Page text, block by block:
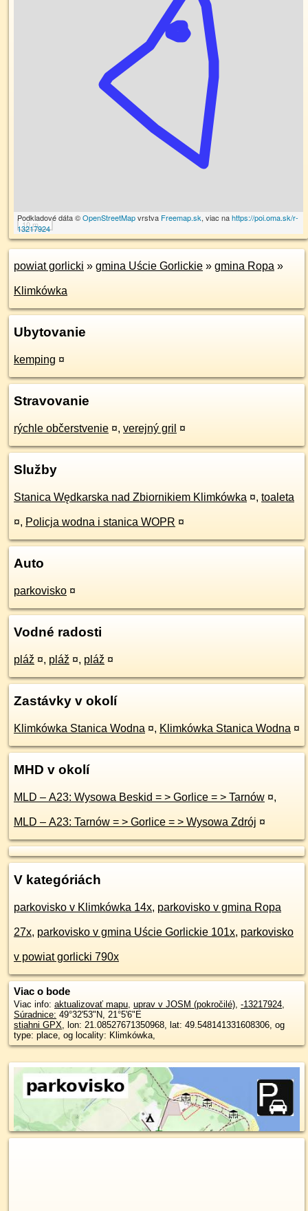
10 m
Podkladové dáta ©OpenStreetMapvrstva Freemap.sk, viac nahttps://poi.oma.sk/r-
13217924
powiat gorlicki » gmina Uście Gorlickie » gmina Ropa »
Klimkówka
Ubytovanie
kemping ¤
Stravovanie
rýchle občerstvenie ¤, verejný gril ¤
Služby
Stanica Wędkarska nad Zbiornikiem Klimkówka ¤, toaleta
¤, Policja wodna i stanica WOPR ¤
Auto
parkovisko ¤
Vodné radosti
pláž ¤, pláž ¤, pláž ¤
Zastávky v okolí
Klimkówka Stanica Wodna ¤, Klimkówka Stanica Wodna ¤
MHD v okolí
MLD – A23: Wysowa Beskid = > Gorlice = > Tarnów ¤,
MLD – A23: Tarnów = > Gorlice = > Wysowa Zdrój ¤
V kategóriách
parkovisko v Klimkówka 14x, parkovisko v gmina Ropa
27x, parkovisko v gmina Uście Gorlickie 101x, parkovisko
v powiat gorlicki 790x
Viac o bode
Viac info: aktualizovať mapu, uprav v JOSM (pokročilé), -13217924,
Súradnice: 49°32'53"N, 21°5'6"E
stiahni GPX, lon: 21.08527671350968, lat: 49.548141331608306, og
type: place, og locality: Klimkówka,